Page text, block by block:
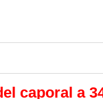
caporal a